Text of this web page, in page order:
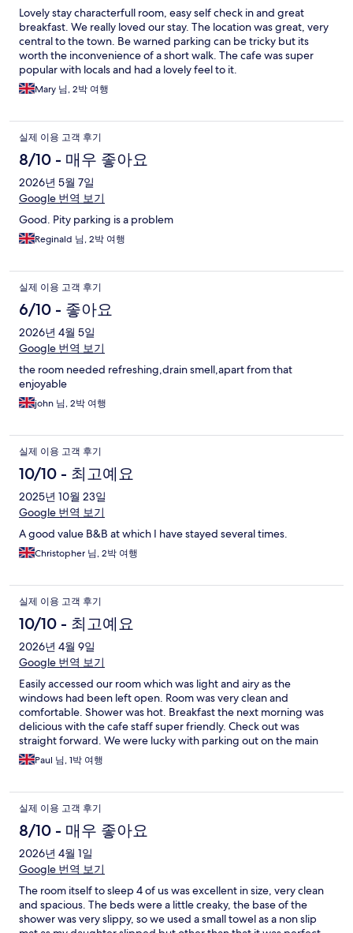
Lovely stay characterfull room, easy self check in and great
breakfast. We really loved our stay. The location was great, very
central to the town. Be warned parking can be tricky but its
worth the inconvenience of a short walk. The cafe was super
popular with locals and had a lovely feel to it.
Mary 님, 2박 여행
실제 이용 고객 후기
8/10 - 매우 좋아요
2026년 5월 7일
Google 번역 보기
Good. Pity parking is a problem
Reginald 님, 2박 여행
실제 이용 고객 후기
6/10 - 좋아요
2026년 4월 5일
Google 번역 보기
the room needed refreshing,drain smell,apart from that
enjoyable
john 님, 2박 여행
실제 이용 고객 후기
10/10 - 최고예요
2025년 10월 23일
Google 번역 보기
A good value B&B at which I have stayed several times.
Christopher 님, 2박 여행
실제 이용 고객 후기
10/10 - 최고예요
2026년 4월 9일
Google 번역 보기
Easily accessed our room which was light and airy as the
windows had been left open. Room was very clean and
comfortable. Shower was hot. Breakfast the next morning was
delicious with the cafe staff super friendly. Check out was
straight forward. We were lucky with parking out on the main
road.Paul 님, 1박 여행
실제 이용 고객 후기
8/10 - 매우 좋아요
2026년 4월 1일
Google 번역 보기
The room itself to sleep 4 of us was excellent in size, very clean
and spacious. The beds were a little creaky, the base of the
shower was very slippy, so we used a small towel as a non slip